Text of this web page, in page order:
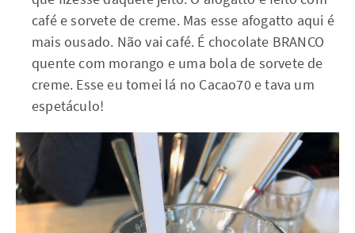
café e sorvete de creme. Mas esse afogatto aqui é
mais ousado. Não vai café. É chocolate BRANCO
quente com morango e uma bola de sorvete de
creme. Esse eu tomei lá no Cacao70 e tava um
espetáculo!